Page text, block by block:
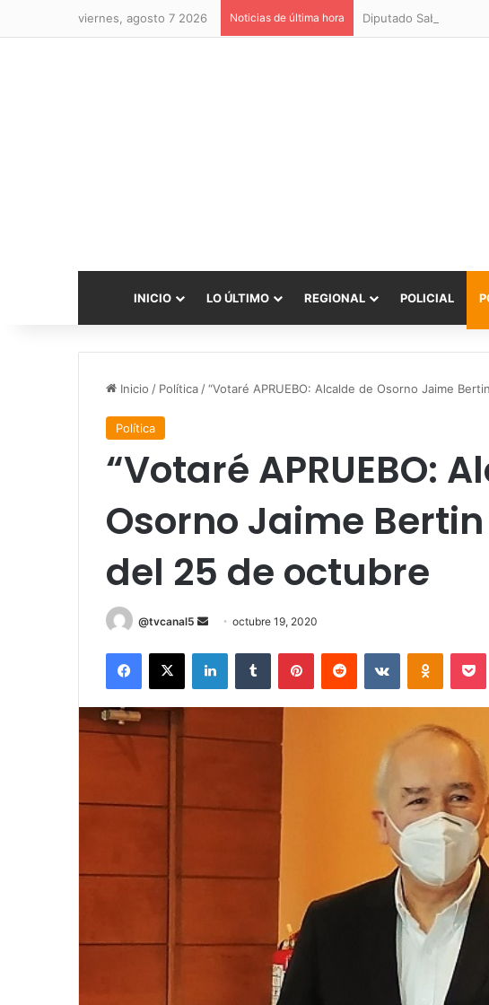
viernes, agosto 7 2026 Noticias de última hora
INICIO LO ÚLTIMO REGIONAL POLICIAL
Inicio / Política /“Votaré APRUEBO: Alcalde de Osorno Jaime
Política
“Votaré APRUEBO:
Osorno Jaime
del 25 de octubre
@tvcanal5
Send
email
octubre 19, 2020
Facebook
X LinkedInTumblr PinterestReddit VKontakte